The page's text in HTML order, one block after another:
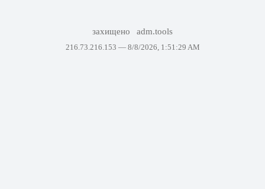
захищено adm.tools
216.73.216.153 — 8/8/2026, 1:51:29 AM